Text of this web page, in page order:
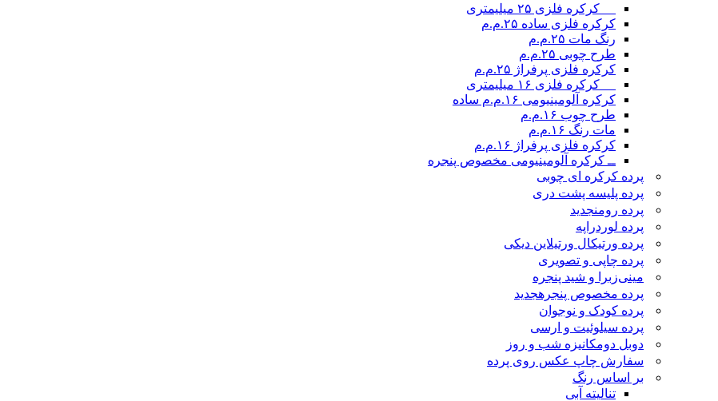
__ کرکره فلزی ۲۵ میلیمتری
کرکره فلزی ساده ۲۵.م.م
رنگ مات ۲۵.م.م
طرح چوبی ۲۵.م.م
کرکره فلزی پرفراژ ۲۵.م.م
__ کرکره فلزی ۱۶ میلیمتری
کرکره آلومینیومی ۱۶.م.م ساده
طرح چوب ۱۶.م.م
مات رنگ ۱۶.م.م
کرکره فلزی پرفراژ ۱۶.م.م
ــ کرکره آلومینیومی مخصوص پنجره
پرده کرکره ای چوبی
پرده پلیسه پشت دری
پرده رومنجدید
پرده لوردراپه
پرده ورتیکال ورتیلاین دیکی
پرده چاپی و تصویری
مینی‌زبرا و شید پنجره
پرده مخصوص پنجرهجدید
پرده کودک و نوجوان
پرده سیلوئیت و ارسی
دوبل دومکانیزه شب و روز
سفارش چاپ عکس روی پرده
بر اساس رنگ
تنالیته آبی